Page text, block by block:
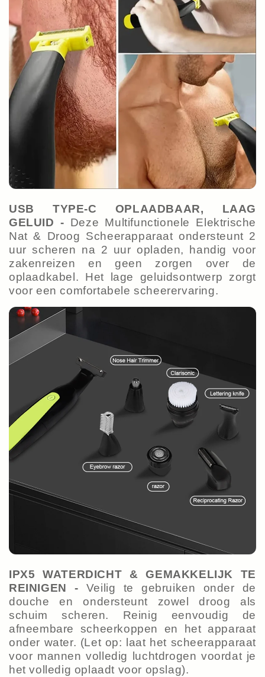
USB TYPE-C OPLAADBAAR, LAAG
GELUID - Deze Multifunctionele Elektrische
Nat & Droog Scheerapparaat ondersteunt 2
uur scheren na 2 uur opladen, handig voor
zakenreizen en geen zorgen over de
oplaadkabel. Het lage geluidsontwerp zorgt
voor een comfortabele scheerervaring.
IPX5 WATERDICHT & GEMAKKELIJK TE
REINIGEN - Veilig te gebruiken onder de
douche en ondersteunt zowel droog als
schuim scheren. Reinig eenvoudig de
afneembare scheerkoppen en het apparaat
onder water. (Let op: laat het scheerapparaat
voor mannen volledig luchtdrogen voordat je
het volledig oplaadt voor opslag).